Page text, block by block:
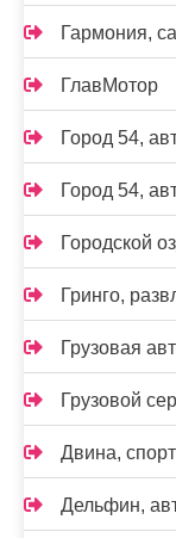
Гармония,
ГлавМотор
Город 54,
Город 54,
Городской
Гринго,
Грузовая
Грузовой
Двина,
Дельфин,